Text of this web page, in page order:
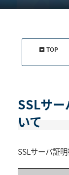
TOP
SSLサ
いて
SSLサーバ証